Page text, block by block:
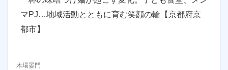
マPJ…地域活動とともに育む笑顔の輪【京都府京
都市】
木場晏門